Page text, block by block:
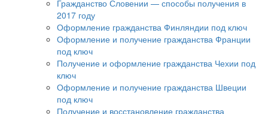
Гражданство Словении — способы получения в
2017 году
Оформление гражданства Финляндии под ключ
Оформление и получение гражданства Франции
под ключ
Получение и оформление гражданства Чехии под
ключ
Оформление и получение гражданства Швеции
под ключ
Получение и восстановление гражданства